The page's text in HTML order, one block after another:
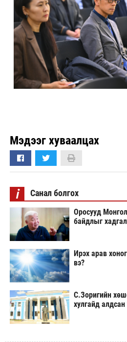
Мэдээг хуваалцах
i Санал болгох
Оросууд
байдлыг
Ирэх арав
вэ?
С.Зоригийн
хулгайд алдсан